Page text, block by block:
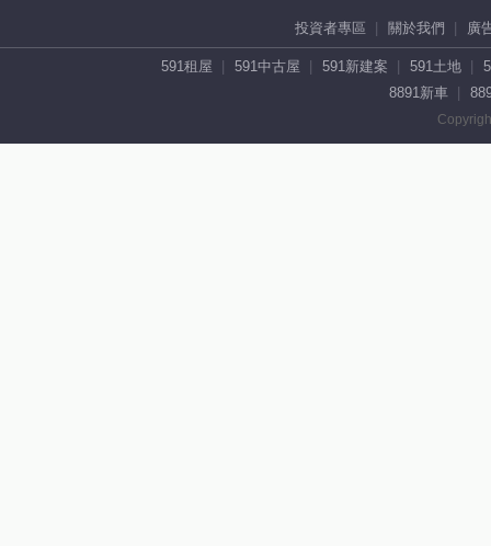
投資者專區 關於我們 廣
591租屋 591中古屋 591新建案 591土地
8891新車